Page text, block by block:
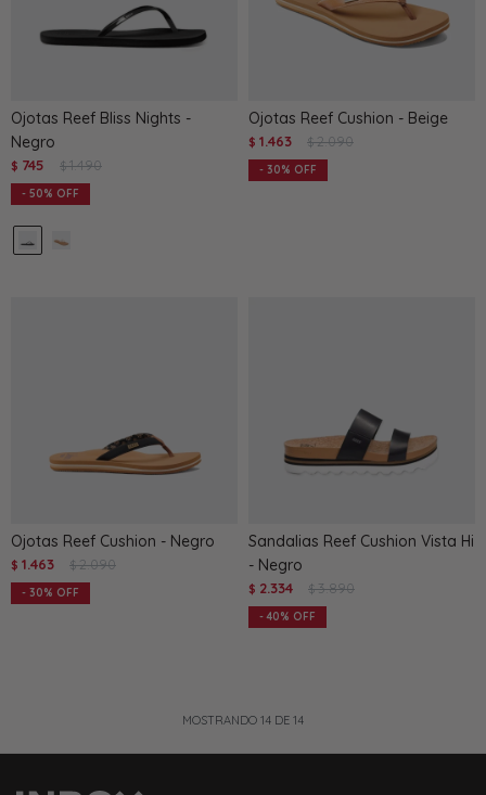
Ojotas Reef Bliss Nights -
Negro
$ 745 $ 1.490
50
Ojotas Reef Cushion - Beige
$ 1.463 $ 2.090
30
Ojotas Reef Cushion - Negro
$ 1.463 $ 2.090
30
Sandalias Reef Cushion Vista Hi
- Negro
$ 2.334 $ 3.890
40
MOSTRANDO 14 DE 14